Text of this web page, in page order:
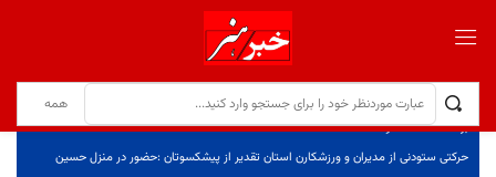
برگ نخست
نوشته‌ها
حرکتی ستودنی از مدیران و ورزشکارن استان تقدیر از پیشکسوتان :حضور در منزل حسین